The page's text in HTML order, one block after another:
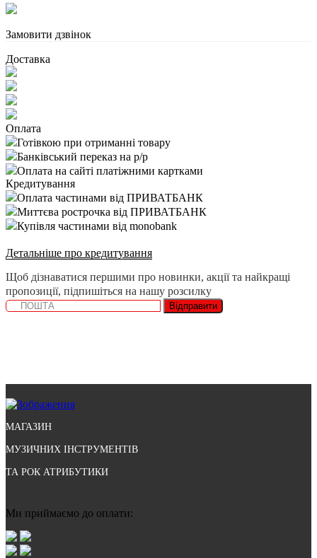
Замовити дзвінок
Доставка
Оплата
Готівкою при отриманні товару
Банківський переказ на р/р
Оплата на сайті платіжними картками
Кредитування
Оплата частинами від ПРИВАТБАНК
Миттєва рострочка від ПРИВАТБАНК
Купівля частинами від monobank
Детальніше про кредитування
Щоб дізнаватися першими про новинки, акції та найкращі
пропозиції, підпишіться на нашу розсилку
Відправити
МАГАЗИН
МУЗИЧНИХ ІНСТРУМЕНТІВ
ТА РОК АТРИБУТИКИ
Ми приймаємо до оплати: